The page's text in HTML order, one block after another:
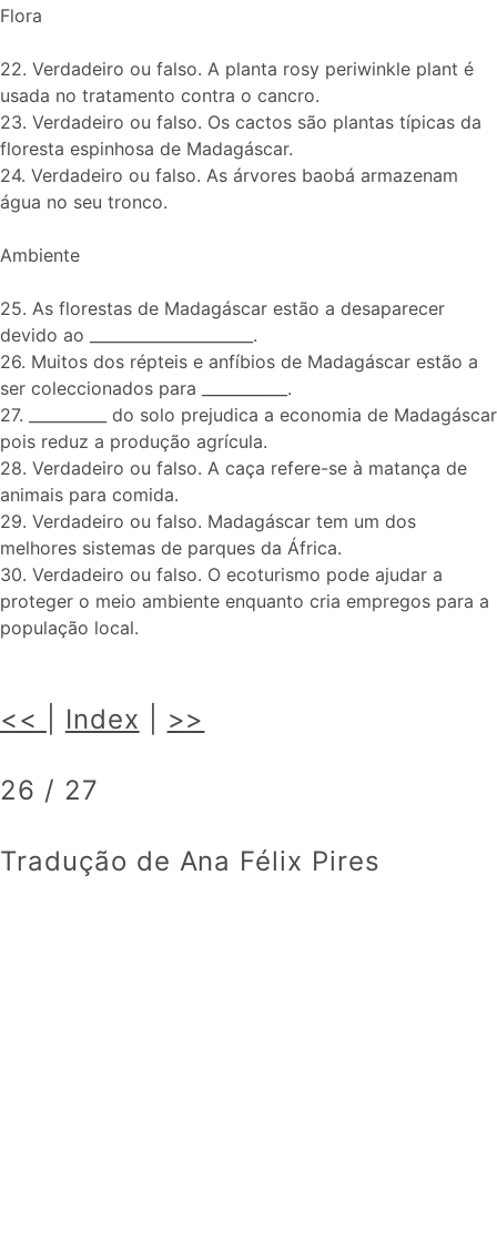
Flora
22. Verdadeiro ou falso. A planta rosy periwinkle plant é
usada no tratamento contra o cancro.
23. Verdadeiro ou falso. Os cactos são plantas típicas da
floresta espinhosa de Madagáscar.
24. Verdadeiro ou falso. As árvores baobá armazenam
água no seu tronco.
Ambiente
25. As florestas de Madagáscar estão a desaparecer
devido ao _____________________.
26. Muitos dos répteis e anfíbios de Madagáscar estão a
ser coleccionados para ___________.
27. __________ do solo prejudica a economia de Madagáscar
pois reduz a produção agrícula.
28. Verdadeiro ou falso. A caça refere-se à matança de
animais para comida.
29. Verdadeiro ou falso. Madagáscar tem um dos
melhores sistemas de parques da África.
30. Verdadeiro ou falso. O ecoturismo pode ajudar a
proteger o meio ambiente enquanto cria empregos para a
população local.
<< Index >>
26 / 27
Tradução de Ana Félix Pires